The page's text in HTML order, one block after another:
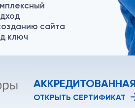
сайта
ключ
ОТКРЫТЬ СЕРТИФИКАТ